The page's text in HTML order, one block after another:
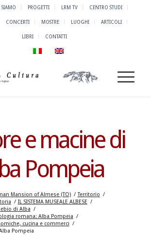
SIAMO PROGETTI LRM TV CENTRO STUDI
CONCERTI MOSTRE LUOGHI ARTICOLI
LIBRI CONTATTI
e macine di
Pompeia
Mansion of Almese (TO) / Territorio /
/ IL SISTEMA MUSEALE ALBESE /
di Alba /
romana: Alba Pompeia /
cucina e commerci /
Pompeia